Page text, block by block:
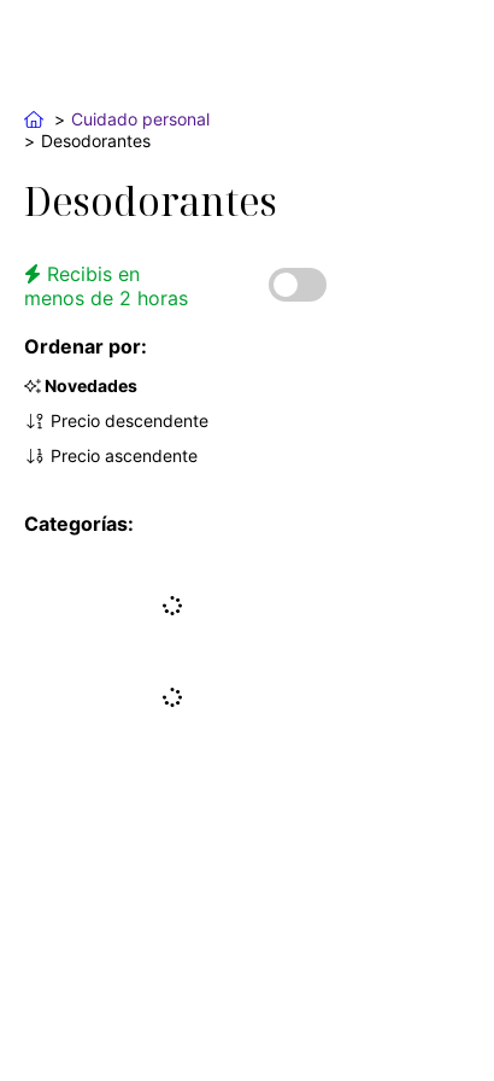
Cuidado personal
Desodorantes
Desodorantes
Recibis en
menos de 2 horas
Ordenar por:
Novedades
Precio descendente
Precio ascendente
Categorías: